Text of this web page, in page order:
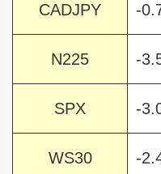
CADJPY -
N225 -
SPX -
WS30 -